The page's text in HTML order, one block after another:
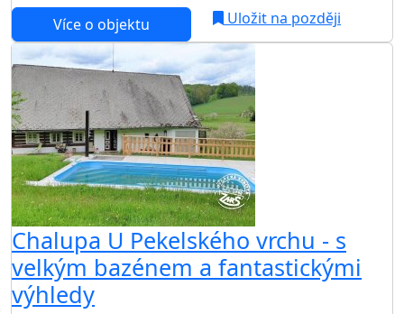
Více o objektu Uložit na později
Chalupa U Pekelského vrchu - s
velkým bazénem a fantastickými
výhledy